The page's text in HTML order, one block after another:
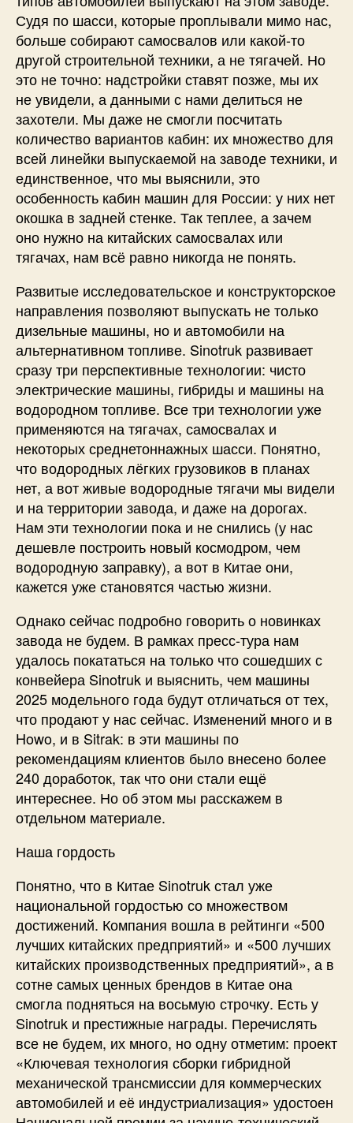
Судя по шасси, которые проплывали мимо нас,
больше собирают самосвалов или какой-то
другой строительной техники, а не тягачей. Но
это не точно: надстройки ставят позже, мы их
не увидели, а данными с нами делиться не
захотели. Мы даже не смогли посчитать
количество вариантов кабин: их множество для
всей линейки выпускаемой на заводе техники, и
единственное, что мы выяснили, это
особенность кабин машин для России: у них нет
окошка в задней стенке. Так теплее, а зачем
оно нужно на китайских самосвалах или
тягачах, нам всё равно никогда не понять.
Развитые исследовательское и конструкторское
направления позволяют выпускать не только
дизельные машины, но и автомобили на
альтернативном топливе. Sinotruk развивает
сразу три перспективные технологии: чисто
электрические машины, гибриды и машины на
водородном топливе. Все три технологии уже
применяются на тягачах, самосвалах и
некоторых среднетоннажных шасси. Понятно,
что водородных лёгких грузовиков в планах
нет, а вот живые водородные тягачи мы видели
и на территории завода, и даже на дорогах.
Нам эти технологии пока и не снились (у нас
дешевле построить новый космодром, чем
водородную заправку), а вот в Китае они,
кажется уже становятся частью жизни.
Однако сейчас подробно говорить о новинках
завода не будем. В рамках пресс-тура нам
удалось покататься на только что сошедших с
конвейера Sinotruk и выяснить, чем машины
2025 модельного года будут отличаться от тех,
что продают у нас сейчас. Изменений много и в
Howo, и в Sitrak: в эти машины по
рекомендациям клиентов было внесено более
240 доработок, так что они стали ещё
интереснее. Но об этом мы расскажем в
отдельном материале.
Наша гордость
Понятно, что в Китае Sinotruk стал уже
национальной гордостью со множеством
достижений. Компания вошла в рейтинги «500
лучших китайских предприятий» и «500 лучших
китайских производственных предприятий», а в
сотне самых ценных брендов в Китае она
смогла подняться на восьмую строчку. Есть у
Sinotruk и престижные награды. Перечислять
все не будем, их много, но одну отметим: проект
«Ключевая технология сборки гибридной
механической трансмиссии для коммерческих
автомобилей и её индустриализация» удостоен